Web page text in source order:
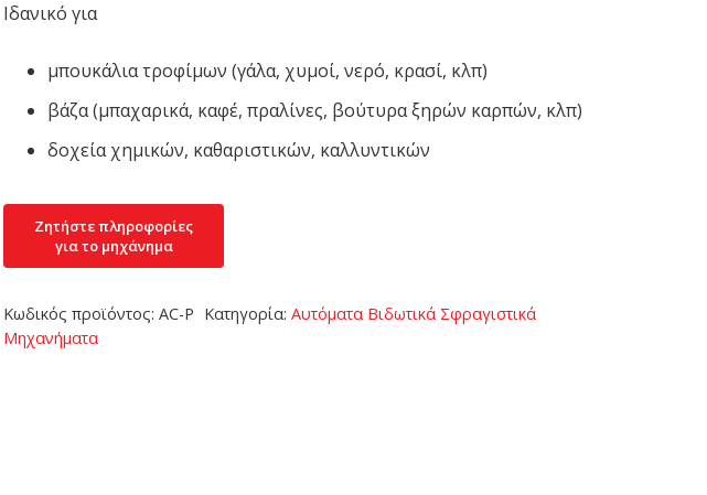
Ιδανικό για
μπουκάλια τροφίμων (γάλα, χυμοί, νερό, κρασί, κλπ)
βάζα (μπαχαρικά, καφέ, πραλίνες, βούτυρα ξηρών καρπών, κλπ)
δοχεία χημικών, καθαριστικών, καλλυντικών
Κωδικός προϊόντος:AC-P Κατηγορία: Αυτόματα Βιδωτικά Σφραγιστικά
Μηχανήματα